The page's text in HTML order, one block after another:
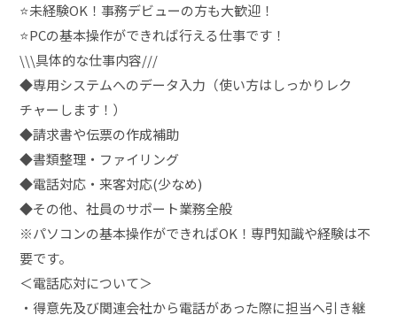
⭐未経験OK！事務デビューの方も大歓迎！
⭐PCの基本操作ができれば行える仕事です！
\\\具体的な仕事内容///
◆専用システムへのデータ入力（使い方はしっかりレク
チャーします！）
◆請求書や伝票の作成補助
◆書類整理・ファイリング
◆電話対応・来客対応(少なめ)
◆その他、社員のサポート業務全般
※パソコンの基本操作ができればOK！専門知識や経験は不
要です。
＜電話応対について＞
・得意先及び関連会社から電話があった際に担当へ引き継